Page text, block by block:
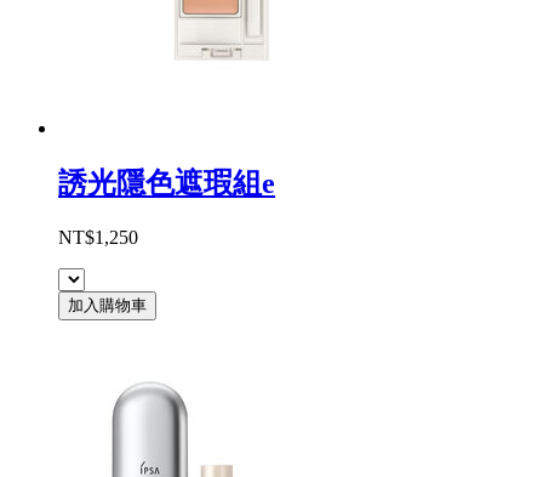
誘光隱色遮瑕組e
NT$1,250
加入購物車